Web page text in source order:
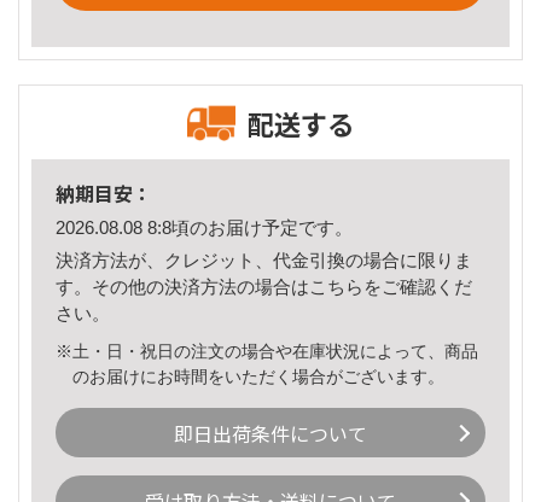
配送する
納期目安：
2026.08.08 8:8頃のお届け予定です。
決済方法が、クレジット、代金引換の場合に限りま
す。その他の決済方法の場合はこちら をご確認くだ
さい。
※土・日・祝日の注文の場合や在庫状況によって、商品
のお届けにお時間をいただく場合がございます。
即日出荷条件について